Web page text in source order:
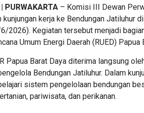
– Komisi III Dewan
kunjungan kerja ke Bendungan Jatiluhur
2026). Kegiatan tersebut menjadi
Umum Energi Daerah (RUED) Papua
Papua Barat Daya diterima langsung
Bendungan Jatiluhur. Dalam
sistem pengelolaan bendungan
pariwisata, dan perikanan.